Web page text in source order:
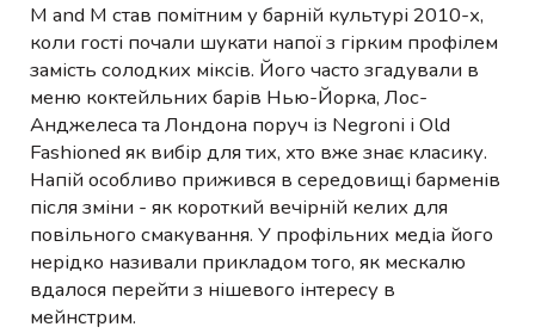
M and M став помітним у барній культурі 2010-х,
коли гості почали шукати напої з гірким профілем
замість солодких міксів. Його часто згадували в
меню коктейльних барів Нью-Йорка, Лос-
Анджелеса та Лондона поруч із Negroni і Old
Fashioned як вибір для тих, хто вже знає класику.
Напій особливо прижився в середовищі барменів
після зміни - як короткий вечірній келих для
повільного смакування. У профільних медіа його
нерідко називали прикладом того, як мескалю
вдалося перейти з нішевого інтересу в
мейнстрим.